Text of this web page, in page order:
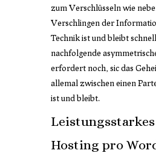
zum Verschlüsseln wie
Verschlingen der
Technik ist und bleibt
nachfolgende
erfordert noch, sic das
allemal zwischen einen
ist und bleibt.
Hosting pro